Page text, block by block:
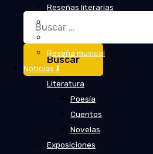
Buscar:
Reseñas literarias
Reseña musical
Noticias ⬇️
Literatura
Poesía
Cuentos
Novelas
Exposiciones